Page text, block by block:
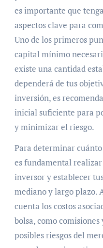
es importante que
aspectos clave para
Uno de los primeros
capital mínimo
existe una cantidad
dependerá de tus
inversión, es
inicial suficiente para
y minimizar el riesgo.
Para determinar
es fundamental
inversor y establecer
mediano y largo plazo.
cuenta los costos
bolsa, como
posibles riesgos del